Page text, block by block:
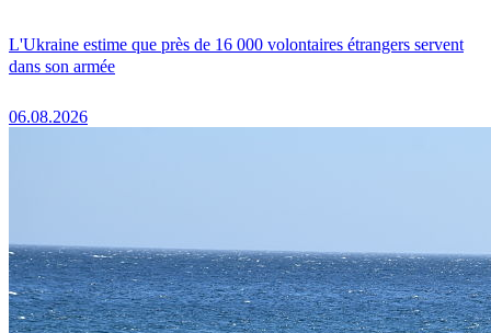
L'Ukraine estime que près de 16 000 volontaires étrangers servent
dans son armée
06.08.2026